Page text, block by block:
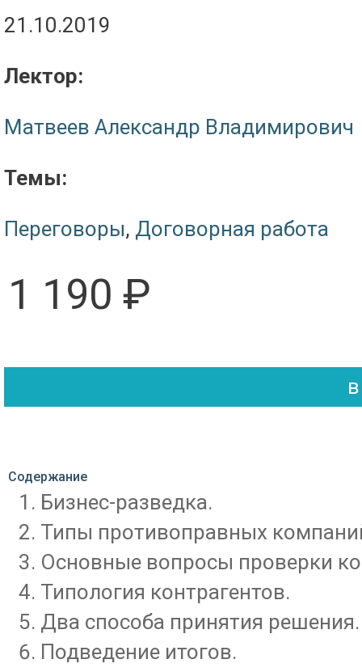
21.10.2019
Лектор:
Матвеев Александр Владимирович
Темы:
Переговоры, Договорная работа
1 190 ₽
Содержание
Бизнес-разведка.
Типы противоправных
Основные вопросы проверки
Типология контрагентов.
Два способа принятия решения.
Подведение итогов.